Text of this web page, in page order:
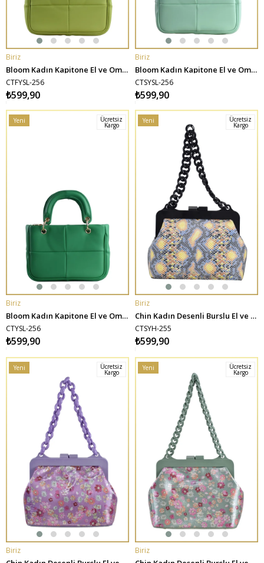
SEPETE EKLE
Biriz
Bloom Kadın Kapitone El ve Omuz Çantası - Fıstık Yeşili
CTFYSL-256
₺599,90
SEPETE EKLE
Biriz
Bloom Kadın Kapitone El ve Omuz Çantası - Su Yeşil
CTSYSL-256
₺599,90
SEPETE EKLE
Yeni
Ücretsiz
Kargo
Biriz
Bloom Kadın Kapitone El ve Omuz Çantası - Yeşil
CTYSL-256
₺599,90
SEPETE EKLE
Yeni
Ücretsiz
Kargo
Biriz
Chin Kadın Desenli Burslu El ve Omuz Çantası - Siyah
CTSYH-255
₺599,90
SEPETE EKLE
Yeni
Ücretsiz
Kargo
Biriz SEPETE EKLE
Yeni
Ücretsiz
Kargo
Biriz